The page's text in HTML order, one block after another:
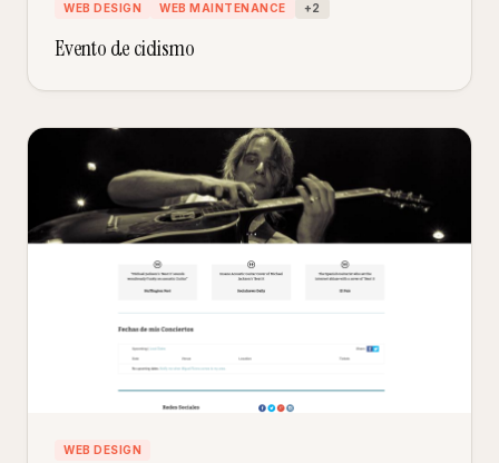
WEB DESIGN WEB MAINTENANCE +2
Evento de ciclismo
WEB DESIGN